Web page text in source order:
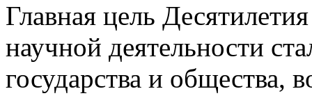
Главная цель
научной деятельности
государства и общества,